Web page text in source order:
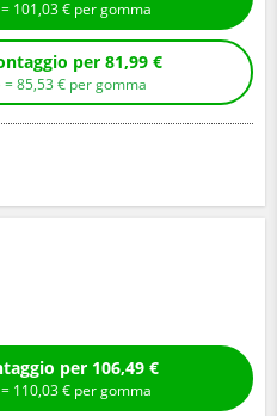
) = 101,03€ per gomma
Compra senza montaggio per 81,99 €
) =85,53 € per gomma
Compra con montaggio per 106,49 €
) = 110,03€ per gomma